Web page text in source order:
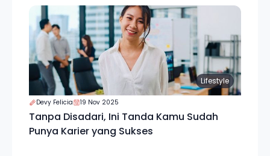
Lifestyle
Devy Felicia 19 Nov 2025
Tanpa Disadari, Ini Tanda Kamu Sudah
Punya Karier yang Sukses